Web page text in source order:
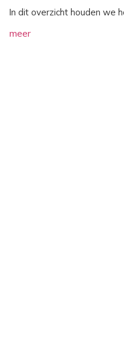
In dit overzicht houden we